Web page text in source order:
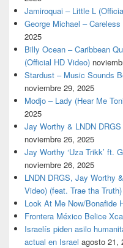
Jamiroquai – Little L
George Michael –
2025
Billy Ocean – Caribbean
(Official HD Video)
Stardust – Music Sounds
noviembre 29, 2025
Modjo – Lady (Hear Me
2025
Jay Worthy & LNDN
noviembre 26, 2025
Jay Worthy ‘Uza Trikk’ ft.
noviembre 26, 2025
LNDN DRGS, Jay Worthy
Video) (feat. Trae tha Truth)
Look At Me Now/Bonafide
Frontera México Belice
Israelís piden asilo
actual en Israel agosto 21,